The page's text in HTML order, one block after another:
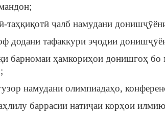
таҳқиқотӣ ҷалб намудани
додани тафаккури эҷодии
барномаи ҳамкориҳои донишгоҳ бо
намудани олимпиадаҳо,
баррасии натиҷаи корҳои